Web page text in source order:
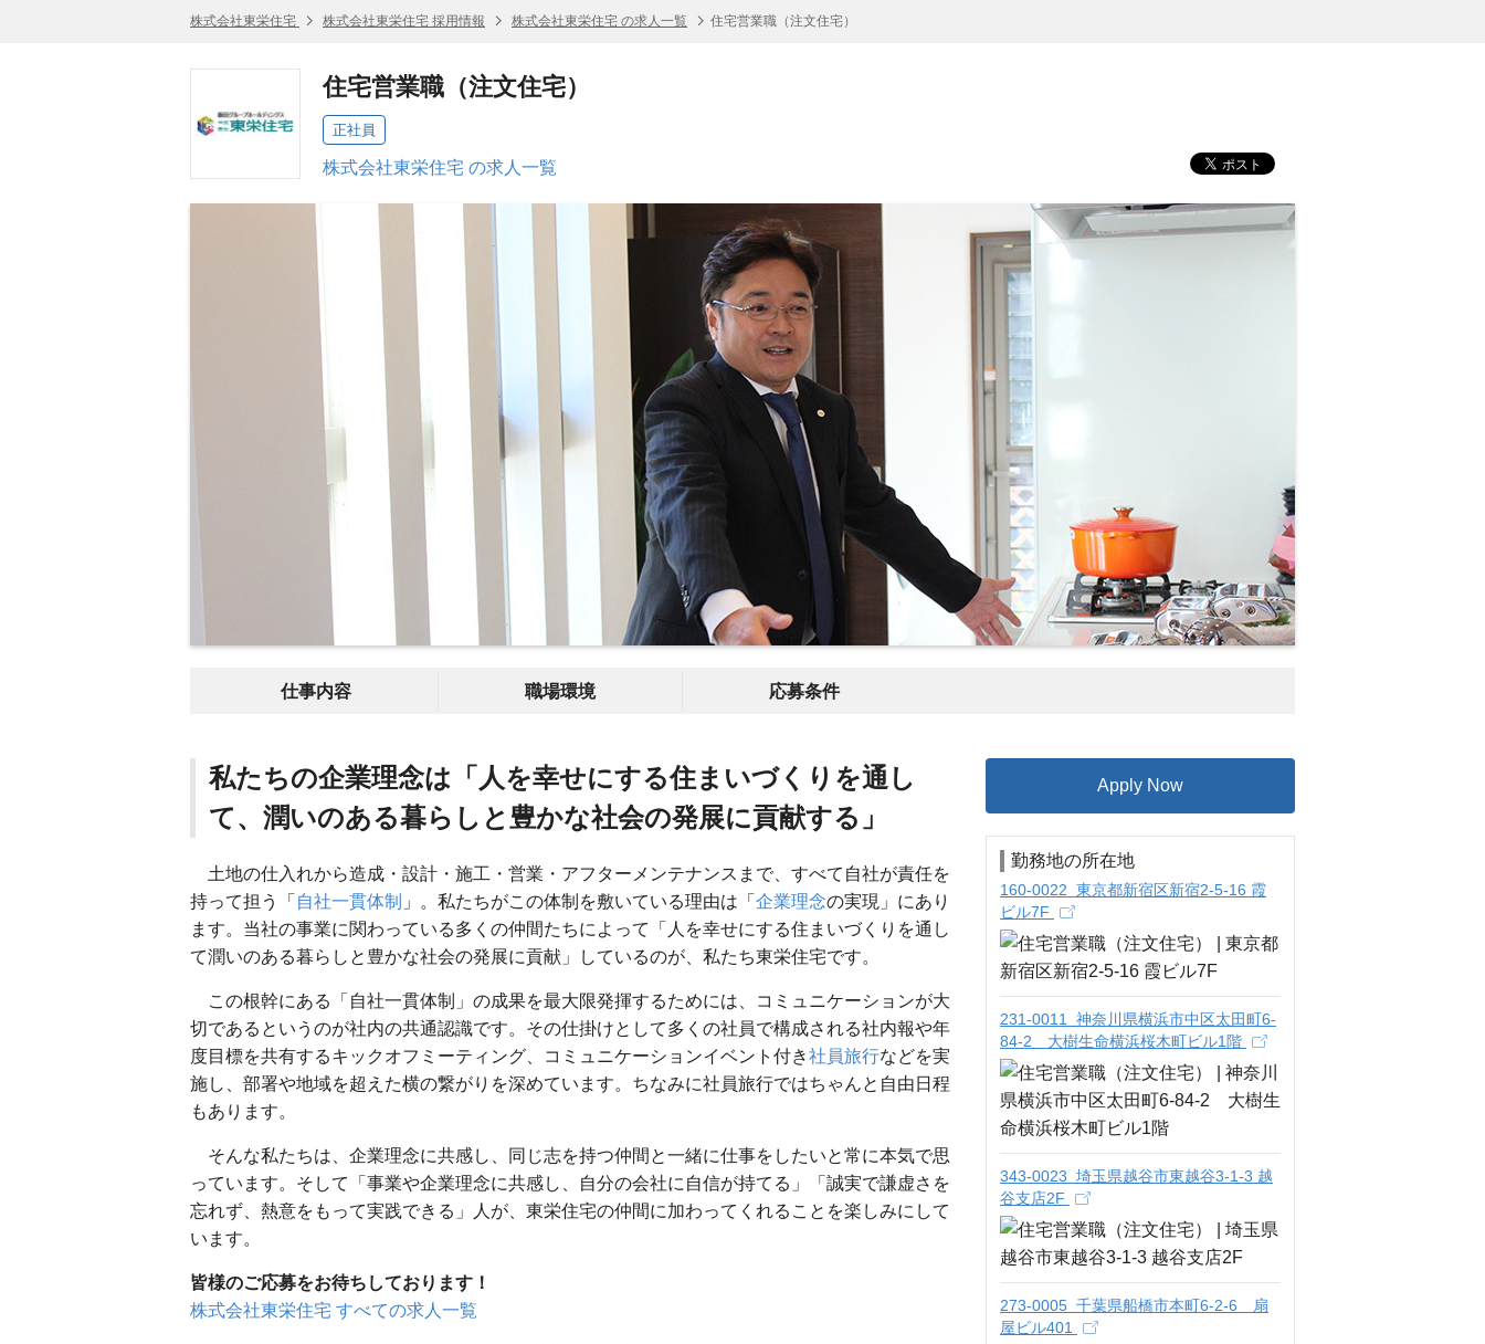
株式会社東栄住宅 株式会社東栄住宅 採用情報 株式会社東栄住宅 の求人一覧 住宅営業職（注文住宅）
住宅営業職（注文住宅）
正社員
株式会社東栄住宅 の求人一覧
仕事内容 職場環境 応募条件
私たちの企業理念は「人を幸せにする住まいづくりを通し
て、潤いのある暮らしと豊かな社会の発展に貢献する」
土地の仕入れから造成・設計・施工・営業・アフターメンテナンスまで、すべて自社が責任を
持って担う「 自社一貫体制 」。私たちがこの体制を敷いている理由は「 企業理念の実現」にあり
ます。当社の事業に関わっている多くの仲間たちによって「人を幸せにする住まいづくりを通し
て潤いのある暮らしと豊かな社会の発展に貢献」しているのが、私たち東栄住宅です。
この根幹にある「自社一貫体制」の成果を最大限発揮するためには、コミュニケーションが大
切であるというのが社内の共通認識です。その仕掛けとして多くの社員で構成される社内報や年
度目標を共有するキックオフミーティング、コミュニケーションイベント付き社員旅行などを実
施し、部署や地域を超えた横の繋がりを深めています。ちなみに社員旅行ではちゃんと自由日程
もあります。
そんな私たちは、企業理念に共感し、同じ志を持つ仲間と一緒に仕事をしたいと常に本気で思
っています。そして「事業や企業理念に共感し、自分の会社に自信が持てる」「誠実で謙虚さを
忘れず、熱意をもって実践できる」人が、東栄住宅の仲間に加わってくれることを楽しみにして
います。
皆様のご応募をお待ちしております！
株式会社東栄住宅 すべての求人一覧
Apply Now
勤務地の所在地
160-0022 東京都新宿区新宿2-5-16 霞
ビル7F
231-0011 神奈川県横浜市中区太田町6-
84-2 大樹生命横浜桜木町ビル1階
343-0023 埼玉県越谷市東越谷3-1-3 越
谷支店2F
273-0005 千葉県船橋市本町6-2-6 扇
屋ビル401